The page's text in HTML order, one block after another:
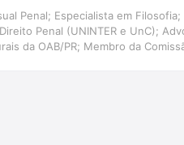
Penal; Especialista em
Penal (UNINTER e UnC);
da OAB/PR; Membro da